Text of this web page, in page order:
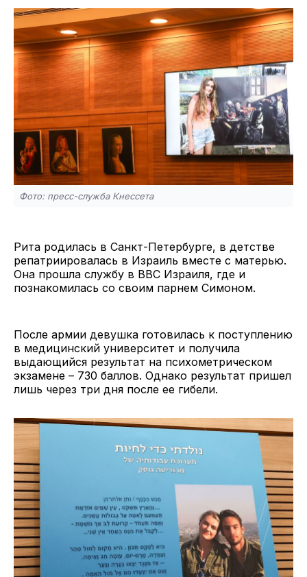
Фото: пресс-служба Кнессета
Рита родилась в Санкт-Петербурге, в детстве
репатриировалась в Израиль вместе с матерью.
Она прошла службу в ВВС Израиля, где и
познакомилась со своим парнем Симоном.
После армии девушка готовилась к поступлению
в медицинский университет и получила
выдающийся результат на психометрическом
экзамене – 730 баллов. Однако результат пришел
лишь через три дня после ее гибели.